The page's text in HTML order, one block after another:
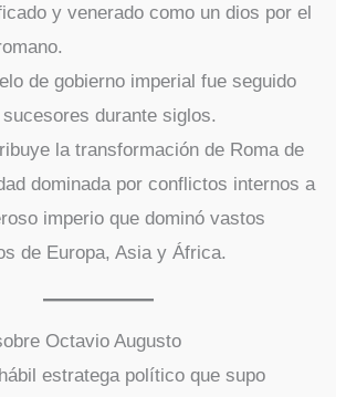
y venerado como un dios por el
de gobierno imperial fue seguido
durante siglos.
la transformación de Roma de
dominada por conflictos internos a
imperio que dominó vastos
de Europa, Asia y África.
Octavio Augusto
estratega político que supo